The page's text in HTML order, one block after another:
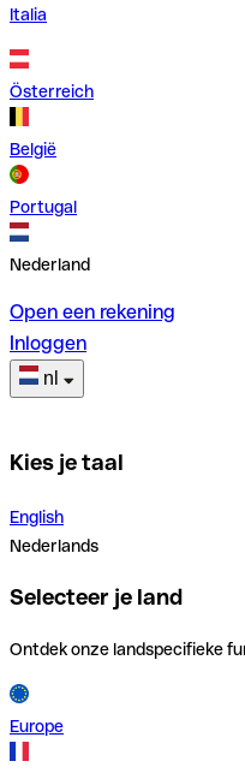
Italia
Österreich
België
Portugal
Nederland
Open een rekening
Inloggen
nl
Kies je taal
English
Nederlands
Selecteer je land
Ontdek onze landspecifieke
Europe